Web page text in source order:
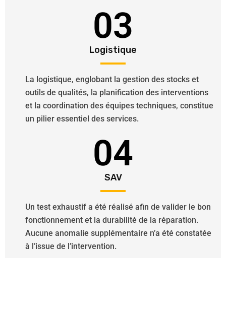
03
Logistique
La logistique, englobant la gestion des stocks et
outils de qualités, la planification des interventions
et la coordination des équipes techniques, constitue
un pilier essentiel des services.
04
SAV
Un test exhaustif a été réalisé afin de valider le bon
fonctionnement et la durabilité de la réparation.
Aucune anomalie supplémentaire n’a été constatée
à l’issue de l’intervention.